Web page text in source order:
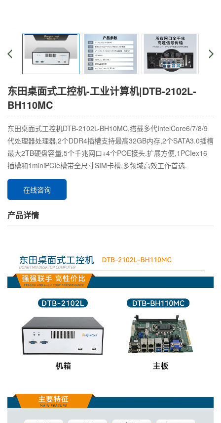
东田桌面式工控机-工业计算机|DTB-2102L-
BH110MC
东田桌面式工控机DTB-2102L-BH10MC,搭载多代IntelCore6/7/8/9
代处理器处理器,2个DDR4插槽支持最高32GB内存,2个SATA3.0插槽
最大2TB硬盘容量,5个千兆网口+4个POE接头.扩展方便,1PCIex16
插槽和1miniPCIe槽带全尺寸SIM卡槽,多领域高效工作首选.
在线咨询
产品详情